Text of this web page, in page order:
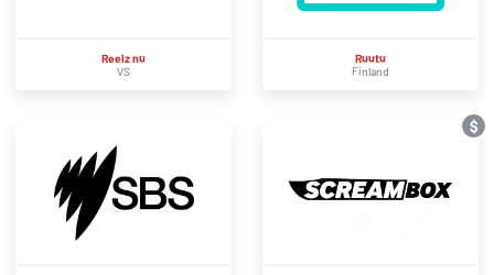
Reelz nu
VS
Ruutu
Finland
$